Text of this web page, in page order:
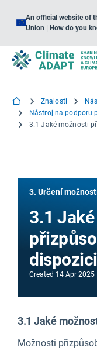
An official website of
Union | How do you
Znalosti
3. Určení
3.1
Created 14 Apr 2025
3.1 Jaké
Možnosti